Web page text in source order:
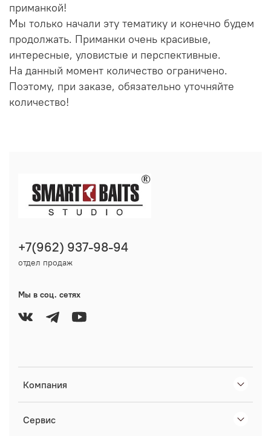
приманкой!
Мы только начали эту тематику и конечно будем
продолжать. Приманки очень красивые,
интересные, уловистые и перспективные.
На данный момент количество ограничено.
Поэтому, при заказе, обязательно уточняйте
количество!
Компания
Сервис
+7(962) 937-98-94
отдел продаж
Мы в соц. сетях